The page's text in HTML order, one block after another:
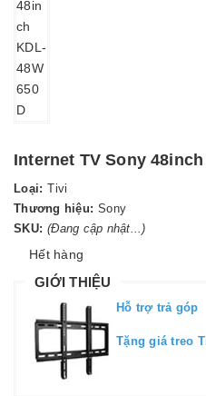
Internet TV Sony 48inch
Loại: Tivi
Thương hiệu: Sony
SKU: (Đang cập nhật...)
Hết hàng
GIỚI THIỆU
Hỗ trợ trả góp
Tặng giá treo